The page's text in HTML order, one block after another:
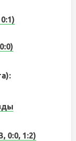
0:0, 1:2)